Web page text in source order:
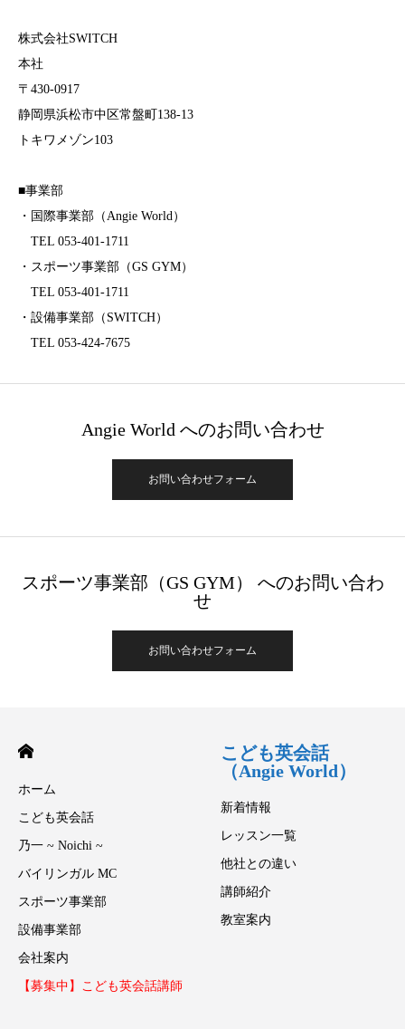
株式会社SWITCH
本社
〒430-0917
静岡県浜松市中区常盤町138-13
トキワメゾン103
■事業部
・国際事業部（Angie World）
TEL 053-401-1711
・スポーツ事業部（GS GYM）
TEL 053-401-1711
・設備事業部（SWITCH）
TEL 053-424-7675
Angie World へのお問い合わせ
お問い合わせフォーム
スポーツ事業部（GS GYM） へのお問い合わ
せ
お問い合わせフォーム
ホーム
こども英会話
乃一 ~ Noichi ~
バイリンガル MC
スポーツ事業部
設備事業部
会社案内
【募集中】こども英会話講師
こども英会話
（Angie World）
新着情報
レッスン一覧
他社との違い
講師紹介
教室案内